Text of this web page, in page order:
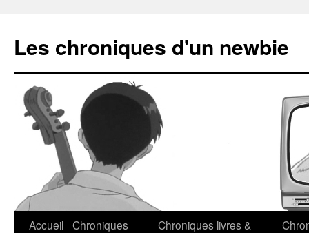
Les chroniques d'un newbie
Accueil Chroniques
Chroniques livres &